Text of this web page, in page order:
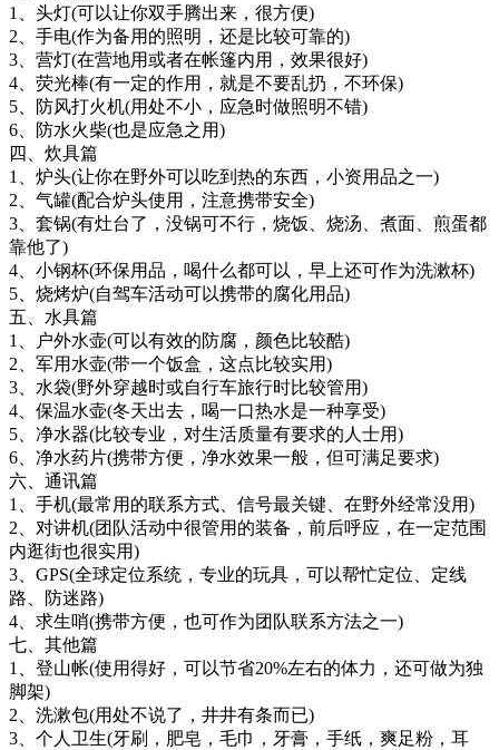
1、头灯(可以让你双手腾出来，很方便)
2、手电(作为备用的照明，还是比较可靠的)
3、营灯(在营地用或者在帐篷内用，效果很好)
4、荧光棒(有一定的作用，就是不要乱扔，不环保)
5、防风打火机(用处不小，应急时做照明不错)
6、防水火柴(也是应急之用)
四、炊具篇
1、炉头(让你在野外可以吃到热的东西，小资用品之一)
2、气罐(配合炉头使用，注意携带安全)
3、套锅(有灶台了，没锅可不行，烧饭、烧汤、煮面、煎蛋都
靠他了)
4、小钢杯(环保用品，喝什么都可以，早上还可作为洗漱杯)
5、烧烤炉(自驾车活动可以携带的腐化用品)
五、水具篇
1、户外水壶(可以有效的防腐，颜色比较酷)
2、军用水壶(带一个饭盒，这点比较实用)
3、水袋(野外穿越时或自行车旅行时比较管用)
4、保温水壶(冬天出去，喝一口热水是一种享受)
5、净水器(比较专业，对生活质量有要求的人士用)
6、净水药片(携带方便，净水效果一般，但可满足要求)
六、通讯篇
1、手机(最常用的联系方式、信号最关键、在野外经常没用)
2、对讲机(团队活动中很管用的装备，前后呼应，在一定范围
内逛街也很实用)
3、GPS(全球定位系统，专业的玩具，可以帮忙定位、定线
路、防迷路)
4、求生哨(携带方便，也可作为团队联系方法之一)
七、其他篇
1、登山帐(使用得好，可以节省20%左右的体力，还可做为独
脚架)
2、洗漱包(用处不说了，井井有条而已)
3、个人卫生(牙刷，肥皂，毛巾，牙膏，手纸，爽足粉，耳